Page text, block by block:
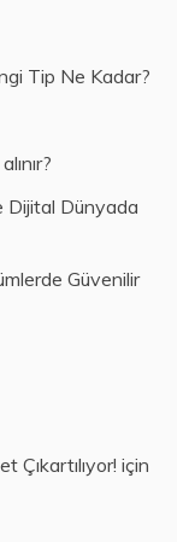
Tip Ne Kadar?
Dünyada
Güvenilir
Çıkartılıyor! için